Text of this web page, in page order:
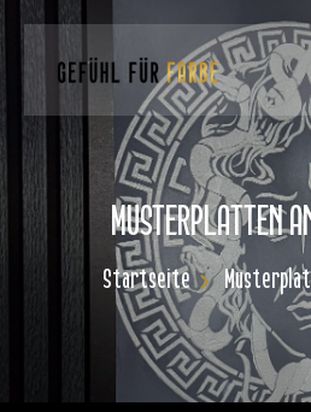
MUSTERPLATTEN
Startseite